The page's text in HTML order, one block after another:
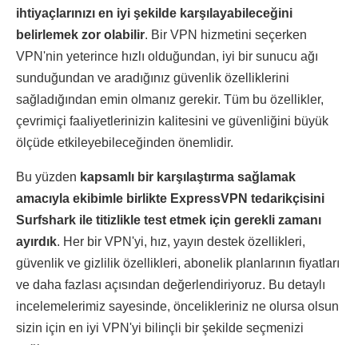
ihtiyaçlarınızı en iyi şekilde karşılayabileceğini
belirlemek zor olabilir. Bir VPN hizmetini seçerken
VPN'nin yeterince hızlı olduğundan, iyi bir sunucu ağı
sunduğundan ve aradığınız güvenlik özelliklerini
sağladığından emin olmanız gerekir. Tüm bu özellikler,
çevrimiçi faaliyetlerinizin kalitesini ve güvenliğini büyük
ölçüde etkileyebileceğinden önemlidir.
Bu yüzden kapsamlı bir karşılaştırma sağlamak
amacıyla ekibimle birlikte ExpressVPN tedarikçisini
Surfshark ile titizlikle test etmek için gerekli zamanı
ayırdık. Her bir VPN'yi, hız, yayın destek özellikleri,
güvenlik ve gizlilik özellikleri, abonelik planlarının fiyatları
ve daha fazlası açısından değerlendiriyoruz. Bu detaylı
incelemelerimiz sayesinde, öncelikleriniz ne olursa olsun
sizin için en iyi VPN'yi bilinçli bir şekilde seçmenizi